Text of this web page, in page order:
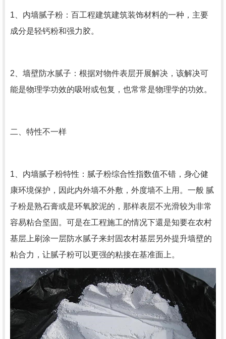
1、内墙腻子粉：百工程建筑建筑装饰材料的一种，主要
成分是轻钙粉和强力胶。
2、墙壁防水腻子：根据对物件表层开展解决，该解决可
能是物理学功效的吸咐或包复，也常常是物理学的功效。
二、特性不一样
1、内墙腻子粉特性：腻子粉综合性指数值不错，身心健
康环境保护，因此内外墙不外敷，外度墙不上用。一般 腻
子粉是熟石膏或是环氧胶泥的，那样表层不光滑较为非常
容易粘合坚固。可是在工程施工的情况下還是知要在农村
基层上刷涂一层防水腻子来封固农村基层另外提升墙壁的
粘合力，让腻子粉可以更强的粘接在基准面上。